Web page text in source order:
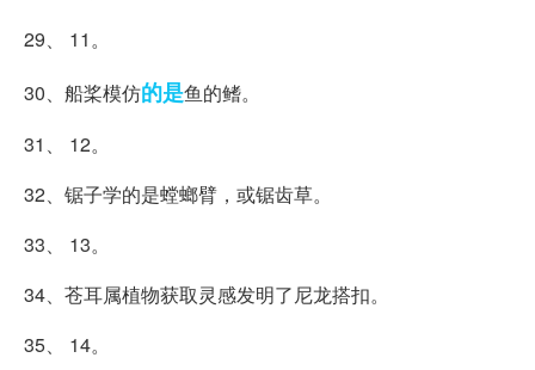
29、 11。
30、船桨模仿的是鱼的鳍。
31、 12。
32、锯子学的是螳螂臂，或锯齿草。
33、 13。
34、苍耳属植物获取灵感发明了尼龙搭扣。
35、 14。